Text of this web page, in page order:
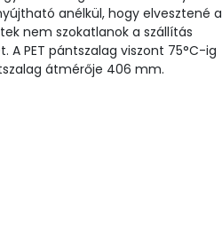
anélkül, hogy elvesztené a
nem szokatlanok a szállítás
A PET pántszalag viszont 75°C-ig
átmérője 406 mm.